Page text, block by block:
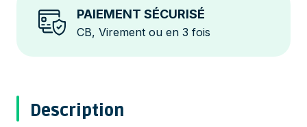
PAIEMENT SÉCURISÉ
CB, Virement ou en 3 fois
Description